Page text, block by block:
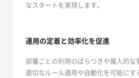
なスタートを実現します。
運用の定着と効率化を促進
部署ごとの利用のばらつきや属人的な
適切なルール適用や自動化を可能にす